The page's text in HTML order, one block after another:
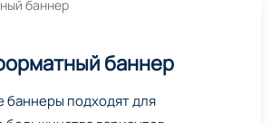
баннер
баннеры подходят для